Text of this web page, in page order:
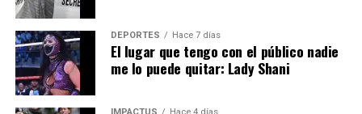
En diversas entrevistas Bátiz desliza aspectos de su
carácter: el reportero Antonio le conoció en una noche
DEPORTES Hace 7 días
El lugar que tengo con el público nadie
me lo puede quitar: Lady Shani